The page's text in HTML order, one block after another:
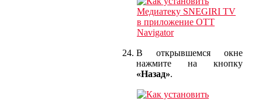
В открывшемся окне
нажмите на кнопку
«Назад».